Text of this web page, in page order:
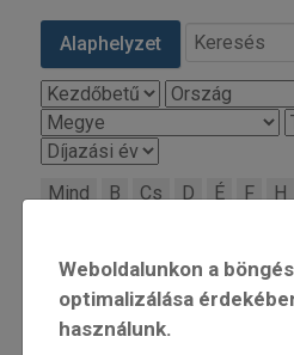
Alaphelyzet
Mind B Cs D É F H
40
Weboldalunkon a
optimalizálása
használunk.